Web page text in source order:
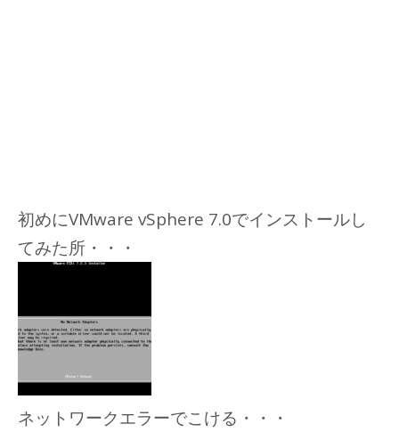
初めにVMware vSphere 7.0でインストールし
てみた所・・・
ネットワークエラーでこける・・・